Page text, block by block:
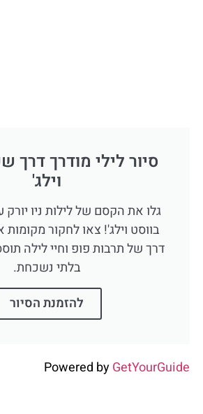
סיור לילי מודרך דרך
וילג'
גלו את הקסם של לילות ניו יורק
בווסט וילג'! צאו לחקור מקומות
דרך של תרבות פופ וחיי לילה
בלתי נשכחת.
להזמנת הסיור
Powered byGetYourGuide